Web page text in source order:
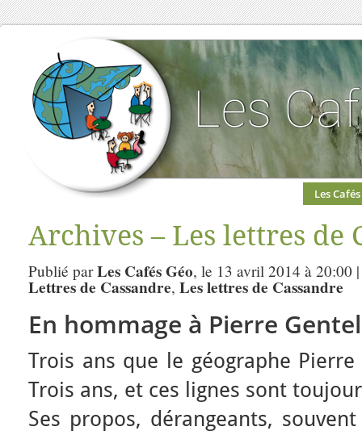
Les Cafés
Archives – Les lettres de
Publié parLes Cafés Géo, le 13 avril 2014 à 20:00
Lettres de Cassandre, Les lettres de Cassandre
En hommage à Pierre
Trois ans que le géographe
Trois ans, et ces lignes sont
Ses propos, dérangeants,